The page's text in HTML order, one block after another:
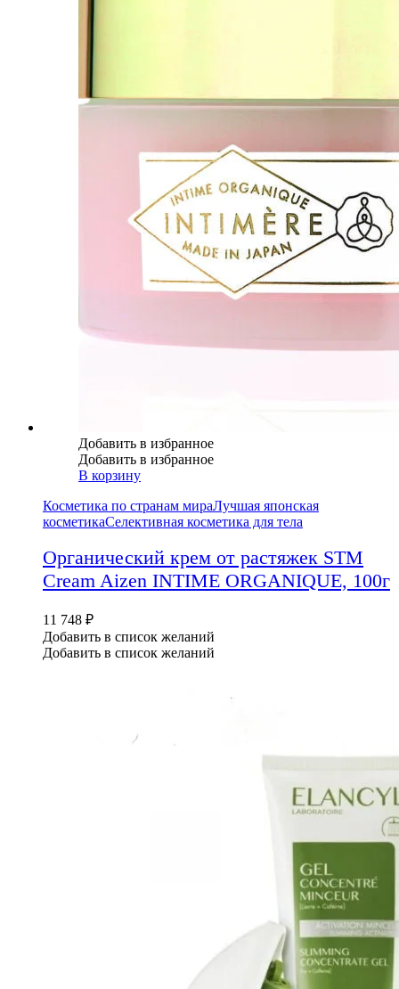
Добавить в избранное
Добавить в избранное
В корзину
Косметика по странам мираЛучшая японская
косметикаСелективная косметика для тела
Органический крем от растяжек STM
Cream Aizen INTIME ORGANIQUE, 100г
11 748 ₽
Добавить в список желаний
Добавить в список желаний